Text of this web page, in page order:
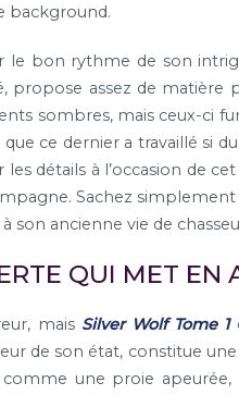
background.
le bon rythme de son
propose assez de matière
sombres, mais ceux-ci
ce dernier a travaillé si
détails à l’occasion de
Sachez
à son ancienne vie de
QUI MET EN
mais Silver Wolf Tome 1
de son état, constitue
une proie